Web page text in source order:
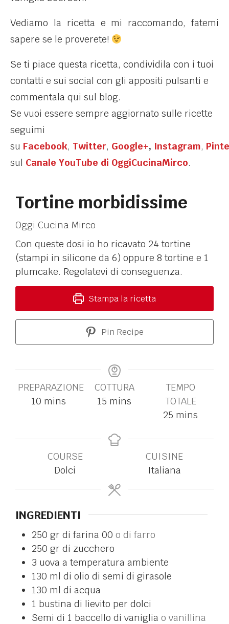
Vediamo la ricetta e mi raccomando, fatemi
sapere se le proverete!
Se ti piace questa ricetta, condividila con i tuoi
contatti e sui social con gli appositi pulsanti e
commentala qui sul blog.
Se vuoi essere sempre aggiornato sulle ricette
seguimi
su Facebook, Twitter, Google+, Instagram,
sul Canale YouTube di OggiCucinaMirco.
Tortine morbidissime
Oggi Cucina Mirco
Con queste dosi io ho ricavato 24 tortine
(stampi in silicone da 6) oppure 8 tortine e 1
plumcake. Regolatevi di conseguenza.
Stampa la ricetta
Pin Recipe
PREPARAZIONE
10 mins
COTTURA
15 mins
TEMPO
TOTALE
25 mins
COURSE
Dolci
CUISINE
Italiana
INGREDIENTI
250 gr di farina 00 o di farro
250 gr di zucchero
3 uova a temperatura ambiente
130 ml di olio di semi di girasole
130 ml di acqua
1 bustina di lievito per dolci
Semi di 1 baccello di vaniglia o vanillina